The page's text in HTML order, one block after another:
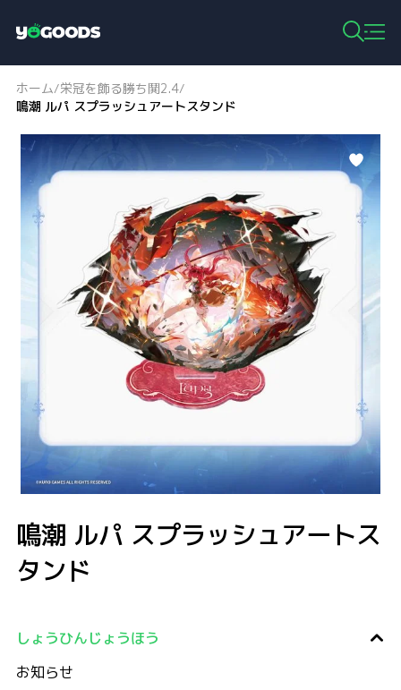
o
g
o
o
s
ホーム/栄冠を飾る勝ち鬨2.4/
鳴潮 ルパ スプラッシュアートスタンド
鳴潮 ルパ スプラッシュアートス
タンド
しょうひんじょうほう
お知らせ